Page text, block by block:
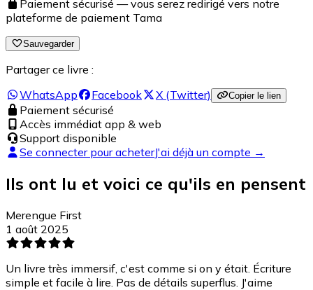
Paiement sécurisé — vous serez redirigé vers notre
plateforme de paiement Tama
Sauvegarder
Partager ce livre :
WhatsApp
Facebook X (Twitter) Copier le lien
Paiement sécurisé
Accès immédiat app & web
Support disponible
Se connecter pour acheterJ'ai déjà un compte →
Ils ont lu et voici ce qu'ils en pensent
Merengue First
1 août 2025
Un livre très immersif, c'est comme si on y était. Écriture
simple et facile à lire. Pas de détails superflus. J'aime